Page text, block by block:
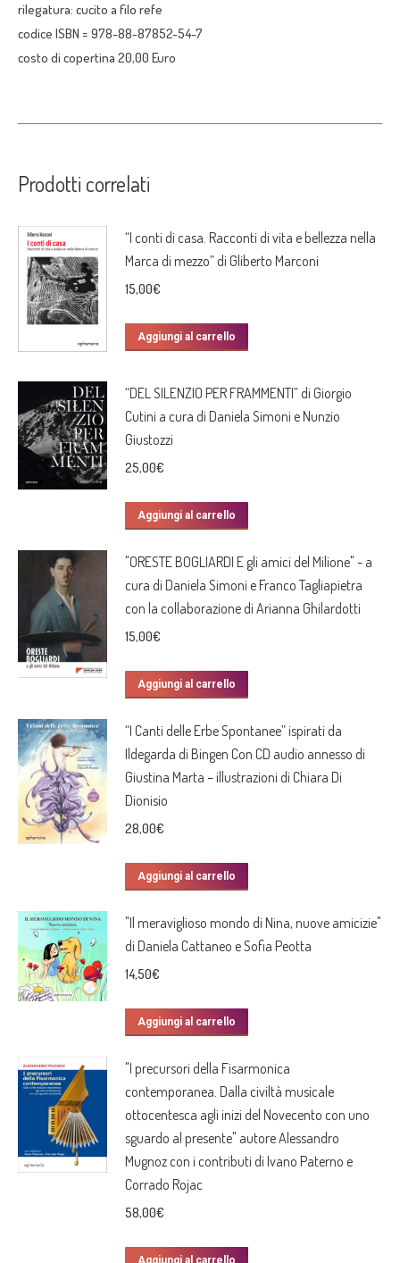
rilegatura: cucito a filo refe
codice ISBN = 978-88-87852-54-7
costo di copertina 20,00 Euro
Prodotti correlati
“I conti di casa. Racconti di vita e bellezza nella
Marca di mezzo” di Gliberto Marconi
15,00€
Aggiungi al carrello
“DEL SILENZIO PER FRAMMENTI” di Giorgio
Cutini a cura di Daniela Simoni e Nunzio
Giustozzi
25,00€
Aggiungi al carrello
"ORESTE BOGLIARDI E gli amici del Milione" - a
cura di Daniela Simoni e Franco Tagliapietra
con la collaborazione di Arianna Ghilardotti
15,00€
Aggiungi al carrello
“I Canti delle Erbe Spontanee” ispirati da
Ildegarda di Bingen Con CD audio annesso di
Giustina Marta – illustrazioni di Chiara Di
Dionisio
28,00€
Aggiungi al carrello
"Il meraviglioso mondo di Nina, nuove amicizie"
di Daniela Cattaneo e Sofia Peotta
14,50€
Aggiungi al carrello
"I precursori della Fisarmonica
contemporanea. Dalla civiltà musicale
ottocentesca agli inizi del Novecento con uno
sguardo al presente" autore Alessandro
Mugnoz con i contributi di Ivano Paterno e
Corrado Rojac
58,00€